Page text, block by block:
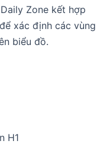
Zone kết hợp
xác định các vùng
biểu đồ.
H1